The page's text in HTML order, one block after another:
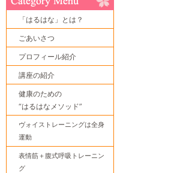
「はるはな」とは？
ごあいさつ
プロフィール紹介
講座の紹介
健康のための
“はるはなメソッド”
ヴォイストレーニングは全身
運動
表情筋＋腹式呼吸トレーニン
グ